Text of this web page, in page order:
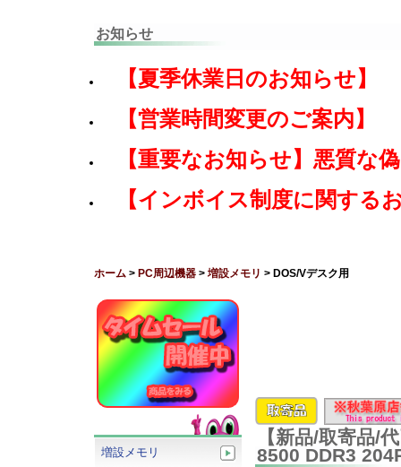
お知らせ
【夏季休業日のお知らせ】
【営業時間変更のご案内】
【重要なお知らせ】悪質な
【インボイス制度に関する
ホーム > PC周辺機器 > 増設メモリ > DOS/Vデスク用
【新品/取寄品/
8500 DDR3
増設メモリ